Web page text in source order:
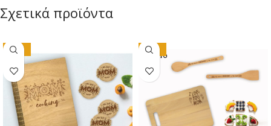
Σχετικά προϊόντα
-30% -30%